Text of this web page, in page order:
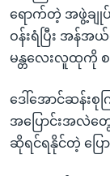
ရောက်တဲ့ အဖွဲ့ချု
ဝန်းရံပြီး အန်
မန္တလေးလူထုကို
ဒေါ်အောင်ဆန်းစု
အပြောင်းအလဲ
ဆိုရင်ရနိုင်တဲ့ ပြ